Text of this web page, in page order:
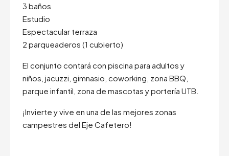
3 baños
Estudio
Espectacular terraza
2 parqueaderos (1 cubierto)
El conjunto contará con piscina para adultos y
niños, jacuzzi, gimnasio, coworking, zona BBQ,
parque infantil, zona de mascotas y portería UTB.
¡Invierte y vive en una de las mejores zonas
campestres del Eje Cafetero!